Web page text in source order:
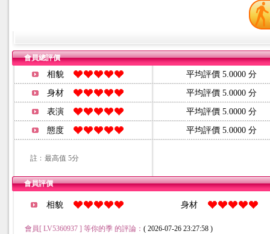
會員總評價
相貌 平均評價 5.0000 分
身材 平均評價 5.0000 分
表演 平均評價 5.0000 分
態度 平均評價 5.0000 分
註﹕最高值 5分
會員評價
相貌 身材
會員[ LV5360937 ] 等你的季 的評論： ( 2026-07-26 23:27:58 )